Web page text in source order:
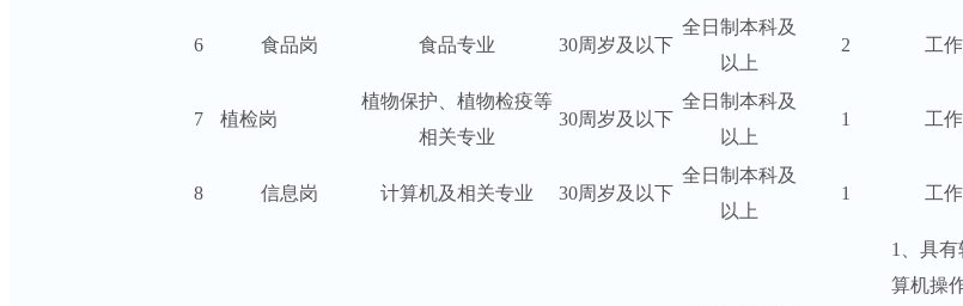
6 食品岗 食品专业 30周岁及以下
全日制本科及
以上
2 工
7 植检岗
植物保护、植物检疫等
相关专业
30周岁及以下
全日制本科及
以上
1 工
8 信息岗 计算机及相关专业 30周岁及以下
全日制本科及
以上
1 工
1、具
算机操